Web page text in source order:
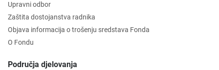
Upravni odbor
Zaštita dostojanstva radnika
Objava informacija o trošenju sredstava Fonda
O Fondu
Područja djelovanja